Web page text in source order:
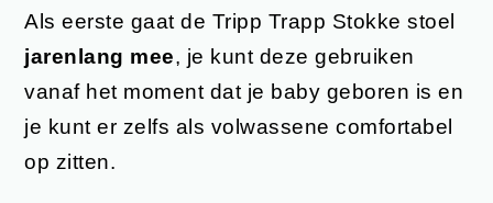
Als eerste gaat de Tripp Trapp Stokke stoel
jarenlang mee, je kunt deze gebruiken
vanaf het moment dat je baby geboren is en
je kunt er zelfs als volwassene comfortabel
op zitten.